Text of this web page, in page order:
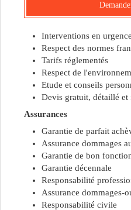
Interventions en urgence
Respect des normes
Tarifs réglementés
Respect de
Etude et conseils
Devis gratuit, détaillé et
Assurances
Garantie de parfait
Assurance dommages
Garantie de bon
Garantie décennale
Responsabilité
Assurance dommages-
Responsabilité civile